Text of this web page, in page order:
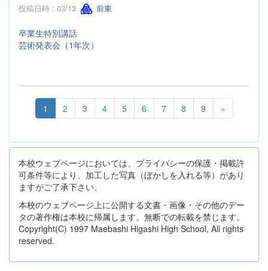
投稿日時 : 03/13 前東
卒業生特別講話
芸術発表会（1年次）
1 2 3 4 5 6 7 8 9 »
本校ウェブページにおいては、プライバシーの保護・掲載許
可条件等により、加工した写真（ぼかしを入れる等）があり
ますがご了承下さい。
本校のウェブページ上に公開する文書・画像・その他のデー
タの著作権は本校に帰属します。無断での転載を禁じます。
Copyright(C) 1997 Maebashi Higashi High School, All rights
reserved.